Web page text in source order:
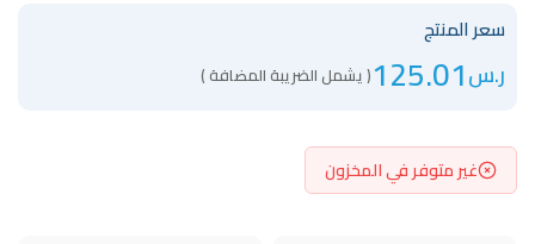
سعر المنتج
ر.س125.01( يشمل الضريبة المضافة )
غير متوفر في المخزون